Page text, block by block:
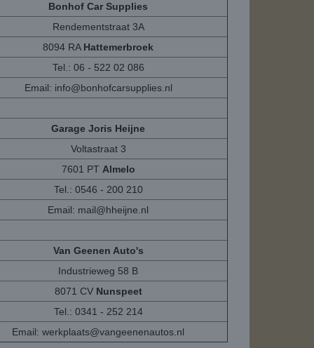
Bonhof Car Supplies
Rendementstraat 3A
8094 RA Hattemerbroek
Tel.: 06 - 522 02 086
Email: info@bonhofcarsupplies.nl
Garage Joris Heijne
Voltastraat 3
7601 PT Almelo
Tel.: 0546 - 200 210
Email: mail@hheijne.nl
Van Geenen Auto's
Industrieweg 58 B
8071 CV Nunspeet
Tel.: 0341 - 252 214
Email: werkplaats@vangeenenautos.nl